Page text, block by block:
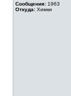
Сообщения: 1963
Откуда: Химки